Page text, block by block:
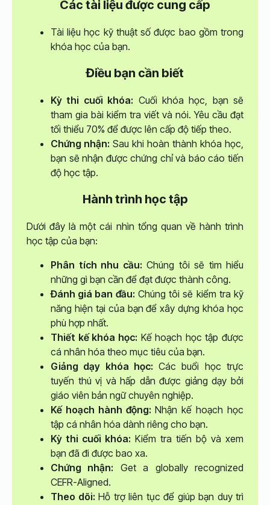
Các tài liệu được cung cấp
Tài liệu học kỹ thuật số được bao gồm trong
khóa học của bạn.
Điều bạn cần biết
Kỳ thi cuối khóa: Cuối khóa học, bạn sẽ
tham gia bài kiểm tra viết và nói. Yêu cầu đạt
tối thiểu 70% để được lên cấp độ tiếp theo.
Chứng nhận: Sau khi hoàn thành khóa học,
bạn sẽ nhận được chứng chỉ và báo cáo tiến
độ học tập.
Hành trình học tập
Dưới đây là một cái nhìn tổng quan về hành trình
học tập của bạn:
Phân tích nhu cầu: Chúng tôi sẽ tìm hiểu
những gì bạn cần để đạt được thành công.
Đánh giá ban đầu: Chúng tôi sẽ kiểm tra kỹ
năng hiện tại của bạn để xây dựng khóa học
phù hợp nhất.
Thiết kế khóa học: Kế hoạch học tập được
cá nhân hóa theo mục tiêu của bạn.
Giảng dạy khóa học: Các buổi học trực
tuyến thú vị và hấp dẫn được giảng dạy bởi
giáo viên bản ngữ chuyên nghiệp.
Kế hoạch hành động: Nhận kế hoạch học
tập cá nhân hóa dành riêng cho bạn.
Kỳ thi cuối khóa: Kiểm tra tiến bộ và xem
bạn đã đi được bao xa.
Chứng nhận: Get a globally recognized
CEFR-Aligned.
Theo dõi: Hỗ trợ liên tục để giúp bạn duy trì